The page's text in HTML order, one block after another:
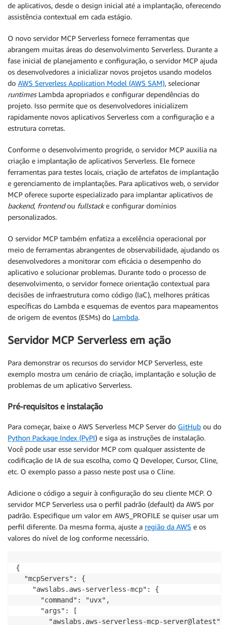
de aplicativos, desde o design inicial até a implantação, oferecendo
assistência contextual em cada estágio.
O novo servidor MCP Serverless fornece ferramentas que
abrangem muitas áreas do desenvolvimento Serverless. Durante a
fase inicial de planejamento e configuração, o servidor MCP ajuda
os desenvolvedores a inicializar novos projetos usando modelos
do AWS Serverless Application Model (AWS SAM), selecionar
runtimesLambda apropriados e configurar dependências do
projeto. Isso permite que os desenvolvedores inicializem
rapidamente novos aplicativos Serverless com a configuração e a
estrutura corretas.
Conforme o desenvolvimento progride, o servidor MCP auxilia na
criação e implantação de aplicativos Serverless. Ele fornece
ferramentas para testes locais, criação de artefatos de implantação
e gerenciamento de implantações. Para aplicativos web, o servidor
MCP oferece suporte especializado para implantar aplicativos de
backend, frontendou fullstacke configurar domínios
personalizados.
O servidor MCP também enfatiza a excelência operacional por
meio de ferramentas abrangentes de observabilidade, ajudando os
desenvolvedores a monitorar com eficácia o desempenho do
aplicativo e solucionar problemas. Durante todo o processo de
desenvolvimento, o servidor fornece orientação contextual para
decisões de infraestrutura como código (IaC), melhores práticas
específicas do Lambda e esquemas de eventos para mapeamentos
de origem de eventos (ESMs) do Lambda.
Servidor MCP Serverless em ação
Para demonstrar os recursos do servidor MCP Serverless, este
exemplo mostra um cenário de criação, implantação e solução de
problemas de um aplicativo Serverless.
Pré-requisitos e instalação
Para começar, baixe o AWS Serverless MCP Server do GitHub ou do
Python Package Index (PyPI) e siga as instruções de instalação.
Você pode usar esse servidor MCP com qualquer assistente de
codificação de IA de sua escolha, como Q Developer, Cursor, Cline,
etc. O exemplo passo a passo neste post usa o Cline.
Adicione o código a seguir à configuração do seu cliente MCP. O
servidor MCP Serverless usa o perfil padrão (default) da AWS por
padrão. Especifique um valor em AWS_PROFILE se quiser usar um
perfil diferente. Da mesma forma, ajuste a região da AWS e os
valores do nível de log conforme necessário.
{
  "mcpServers": {
    "awslabs.aws-serverless-mcp": {
      "command": "uvx",
      "args": [
        "awslabs.aws-serverless-mcp-server@latest"